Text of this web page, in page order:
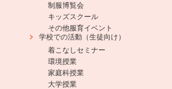
制服博覧会
キッズスクール
その他服育イベント
学校での活動（生徒向け）
着こなしセミナー
環境授業
家庭科授業
大学授業